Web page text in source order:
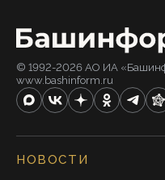
© 1992-2026 АО ИА
www.bashinform.ru
НОВОСТИ